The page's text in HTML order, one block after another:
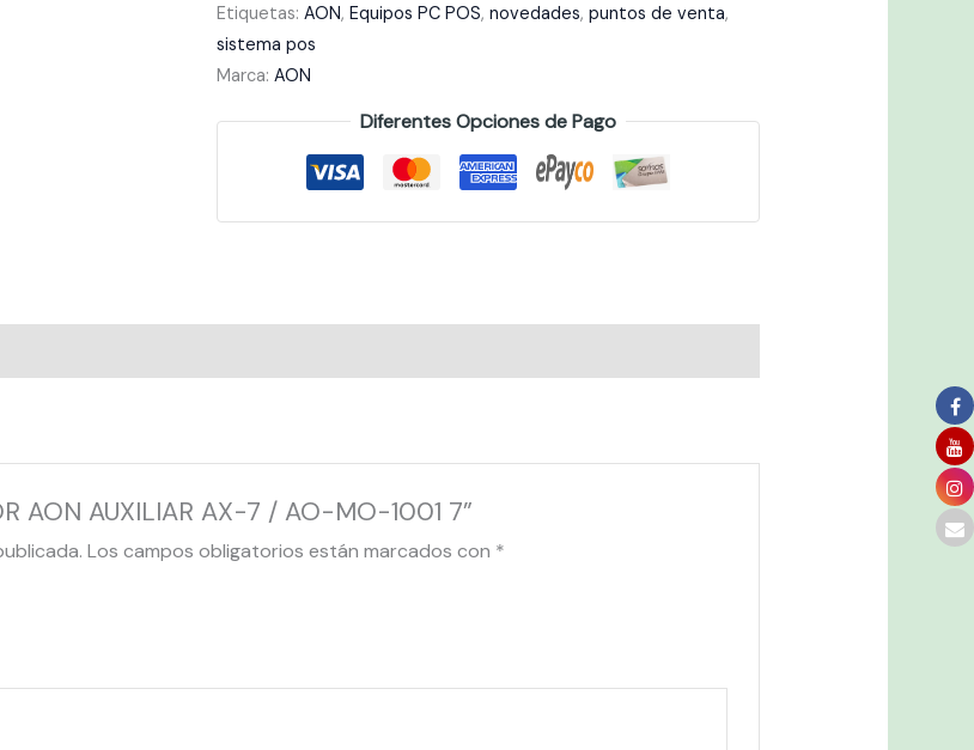
Etiquetas:AON,Equipos PC POS,novedades,puntos de venta,
sistema pos
Marca:AON
Diferentes Opciones de Pago
AON AUXILIAR AX-7 / AO-MO-1001 7”
Los campos obligatorios están marcados con *